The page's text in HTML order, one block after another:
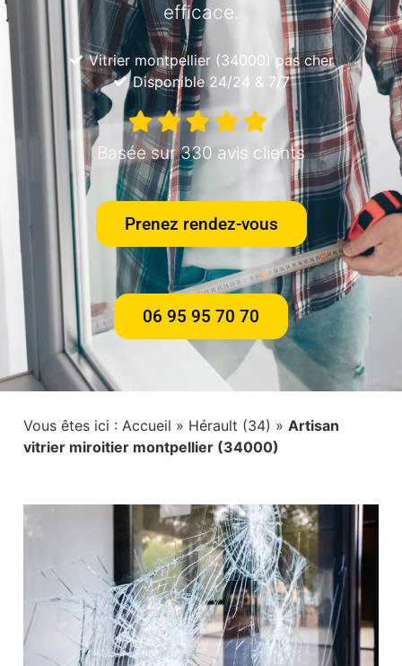
efficace.
Vitrier montpellier (34000) pas cher
Disponible 24/24 & 7/7
Basée sur 330 avis clients
Prenez rendez-vous
06 95 95 70 70
Vous êtes ici : Accueil » Hérault (34) » Artisan
vitrier miroitier montpellier (34000)